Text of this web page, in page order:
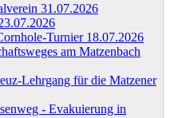
31.07.2026
Turnier 18.07.2026
am Matzenbach
Lehrgang für die Matzener
- Evakuierung in